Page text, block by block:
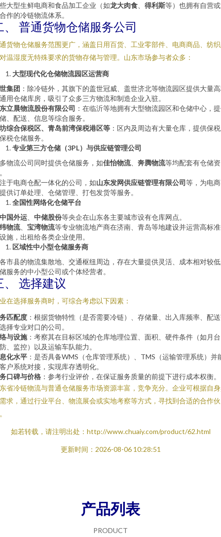
大型生鲜电商和食品加工企业（如龙大肉食 得利斯等）也拥有自营
作的冷链物流体系。
、 普通货物仓储服务公司
货物仓储服务范围更广，涵盖日用百货、工业零部件、电商商品、纺
温湿度无特殊要求的货物存储与管理。山东市场参与者众多：
大型现代化仓储物流园区运营商
集团 ：除冷链外，其旗下的盖世冠威、盖世济北等物流园区提供大量
用仓储库房，吸引了众多三方物流和制造企业入驻。
立晨物流股份有限公司 ：在临沂等地拥有大型物流园区和仓储中心，
、配送、信息等综合服务。
综合保税区、青岛前湾保税港区等 ：区内及周边有大量仓库，提供保
税仓储服务。
专业第三方仓储（3PL）与供应链管理公司
物流公司同时提供仓储服务，如佳怡物流、 奔腾物流等均配套有仓储资
于电商仓配一体化的公司，如山东发网供应链管理有限公司等，为电
供订单处理、仓储管理、打包发货等服务。
全国性网络化仓储平台
中国外运
中储股份等央企在山东各主要城市设有仓库网点。
物流、 宝湾物流等专业物流地产商在济南、青岛等地建设并运营高标
施，出租给各类企业使用。
区域性中小型仓储服务商
市县的物流集散地、交通枢纽周边，存在大量提供灵活、成本相对较
服务的中小型公司或个体经营者。
、 选择建议
在选择服务商时，可综合考虑以下因素：
匹配度 ：根据货物特性（是否需要冷链）、存储量、出入库频率、配
择专业对口的公司。
与设施：考察其在目标区域的仓库地理位置、面积、硬件条件（如月
、监控）以及运输车队能力。
化水平 ：是否具备WMS（仓库管理系统）、TMS（运输管理系统）并
户系统对接，实现库存透明化。
口碑与价格 ：参考行业评价，在保证服务质量的前提下进行成本权衡。
省冷链物流与普通仓储服务市场资源丰富，竞争充分。企业可根据自
求，通过行业平台、物流展会或实地考察等方式，寻找到合适的合作伙
如若转载，请注明出处：http://www.chuaiy.com/product/62.html
更新时间：2026-08-06 10:28:51
产品列表
PRODUCT